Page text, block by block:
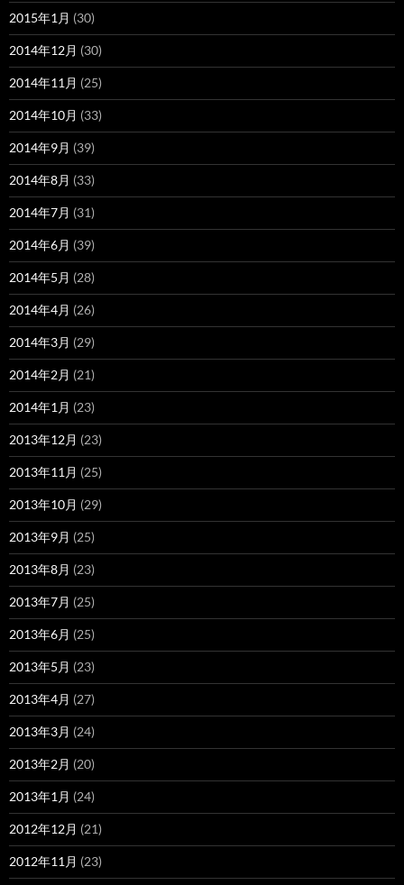
2015年1月 (30)
2014年12月 (30)
2014年11月 (25)
2014年10月 (33)
2014年9月 (39)
2014年8月 (33)
2014年7月 (31)
2014年6月 (39)
2014年5月 (28)
2014年4月 (26)
2014年3月 (29)
2014年2月 (21)
2014年1月 (23)
2013年12月 (23)
2013年11月 (25)
2013年10月 (29)
2013年9月 (25)
2013年8月 (23)
2013年7月 (25)
2013年6月 (25)
2013年5月 (23)
2013年4月 (27)
2013年3月 (24)
2013年2月 (20)
2013年1月 (24)
2012年12月 (21)
2012年11月 (23)